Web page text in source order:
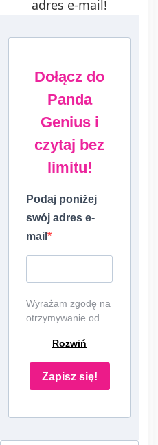
adres e-mail!
Dołącz do
Panda
Genius i
czytaj bez
limitu!
Podaj poniżej
swój adres e-
mail
Wyrażam zgodę na
otrzymywanie od
ul. Nowopogońska
98, 41-250
Czeladź, NIP:
6252475036, KRS:
REGON:
Rozwiń
Zapisz się!